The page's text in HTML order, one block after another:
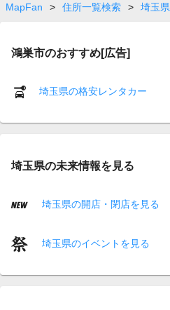
MapFan > 住所一覧検索 > 埼玉県
鴻巣市のおすすめ[広告]
埼玉県の格安レンタカー
埼玉県の未来情報を見る
埼玉県の開店・閉店を見る
埼玉県のイベントを見る